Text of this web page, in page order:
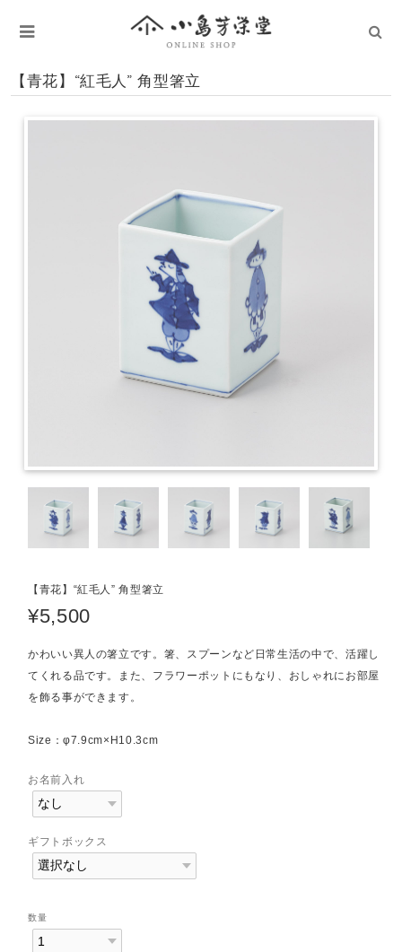
【青花】“紅毛人” 角型箸立
【青花】“紅毛人” 角型箸立
¥5,500
かわいい異人の箸立です。箸、スプーンなど日常生活の中で、活躍し
てくれる品です。また、フラワーポットにもなり、おしゃれにお部屋
を飾る事ができます。
Size：φ7.9cm×H10.3cm
お名前入れ
ギフトボックス
数量